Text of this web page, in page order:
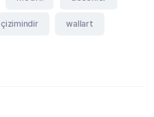
çizimindir wallart